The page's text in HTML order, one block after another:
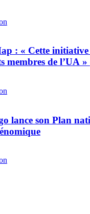
: « Cette initiative
membres de l’UA
lance son Plan